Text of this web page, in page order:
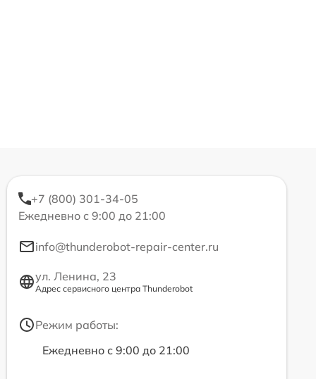
+7 (800) 301-34-05
Ежедневно с 9:00 до 21:00
info@thunderobot-repair-center.ru
ул. Ленина, 23
Адрес сервисного центра Thunderobot
Режим работы:
Ежедневно с 9:00 до 21:00